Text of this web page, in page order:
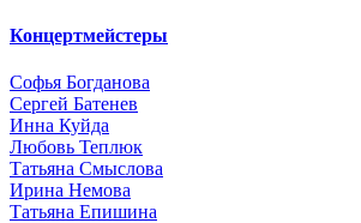
Концертмейстеры
Софья Богданова
Сергей Батенев
Инна Куйда
Любовь Теплюк
Татьяна Смыслова
Ирина Немова
Татьяна Епишина